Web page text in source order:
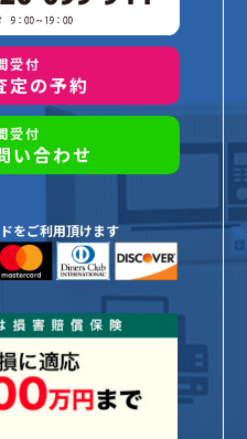
受付
定の予約
受付
い合わせ
をご利用頂けます